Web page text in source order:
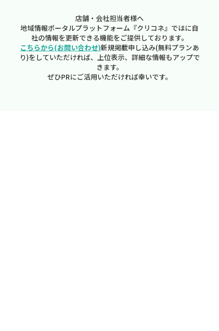
店舗・会社担当者様へ
地域情報ポータルプラットフォーム『クリコネ』ではに自
社の情報を更新できる機能をご提供しております。
こちらから(お問い合わせ)新規掲載申し込み(無料プランあ
り)をしていただければ、上位表示、詳細な情報もアップで
きます。
ぜひPRにご活用いただければ幸いです。